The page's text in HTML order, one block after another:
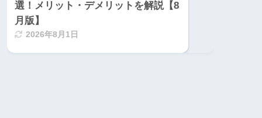
選！メリット・デメリットを解説【8
月版】
2026年8月1日